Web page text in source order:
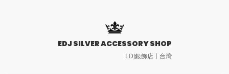
EDJ SILVER ACCESSORY SHOP
EDJ銀飾店〡台灣